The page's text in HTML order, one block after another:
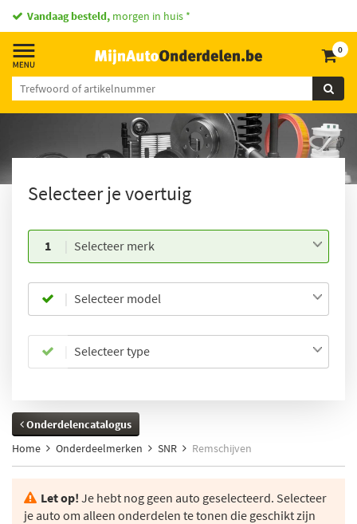
Vandaag besteld, morgen in huis *
0
Selecteer je voertuig
1 Selecteer merk
Selecteer model
Selecteer type
Onderdelencatalogus
Home
Onderdeelmerken SNR Remschijven
Let op! Je hebt nog geen auto geselecteerd. Selecteer
je auto om alleen onderdelen te tonen die geschikt zijn